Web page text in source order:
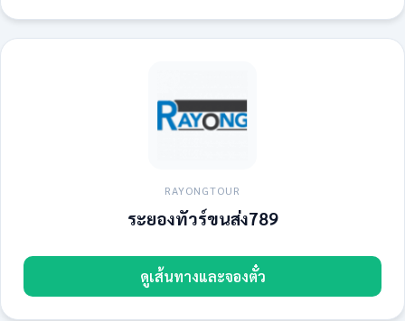
RAYONGTOUR
ระยองทัวร์ขนส่ง789
ดูเส้นทางและจองตั๋ว